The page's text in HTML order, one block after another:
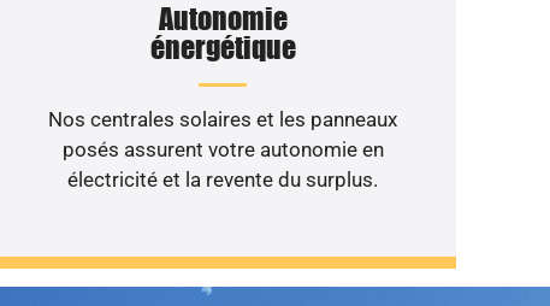
Autonomie
énergétique
Nos centrales solaires et les panneaux
posés assurent votre autonomie en
électricité et la revente du surplus.